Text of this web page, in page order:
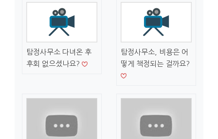
탐정사무소 다녀온 후
후회 없으셨나요?
탐정사무소, 비용은 어
떻게 책정되는 걸까요?